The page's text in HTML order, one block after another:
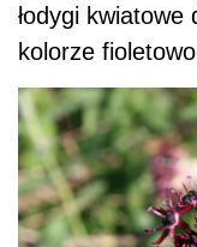
łodygi
kolorze